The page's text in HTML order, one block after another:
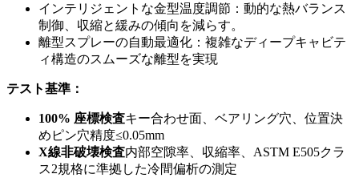
インテリジェントな金型温度調節：動的な熱バランス
制御、収縮と緩みの傾向を減らす。
離型スプレーの自動最適化：複雑なディープキャビテ
ィ構造のスムーズな離型を実現
テスト基準：
100% 座標検査キー合わせ面、ベアリング穴、位置決
めピン穴精度≤0.05mm
X線非破壊検査内部空隙率、収縮率、ASTM E505クラ
ス2規格に準拠した冷間偏析の測定